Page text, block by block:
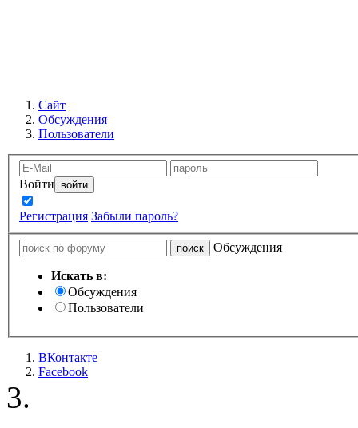
Сайт
Обсуждения
Пользователи
Войти
Регистрация Забыли пароль?
Обсуждения
Искать в:
Обсуждения
Пользователи
ВКонтакте
Facebook